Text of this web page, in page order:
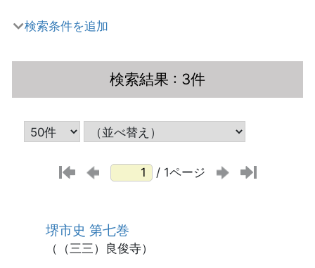
検索条件を追加
検索結果 : 3件
/ 1ページ
堺市史 第七巻
（（三三）良俊寺）